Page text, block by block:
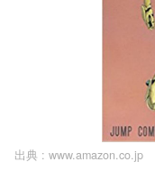
出典 : www.amazon.co.jp